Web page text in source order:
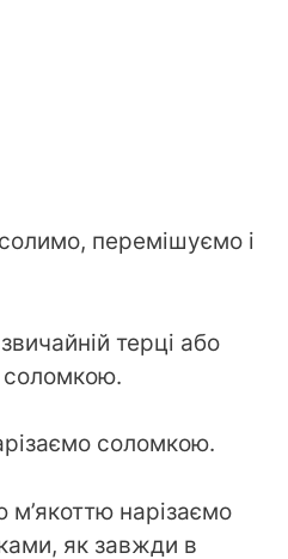
перемішуємо і
терці або
соломкою.
м’якоттю нарізаємо
як завжди в